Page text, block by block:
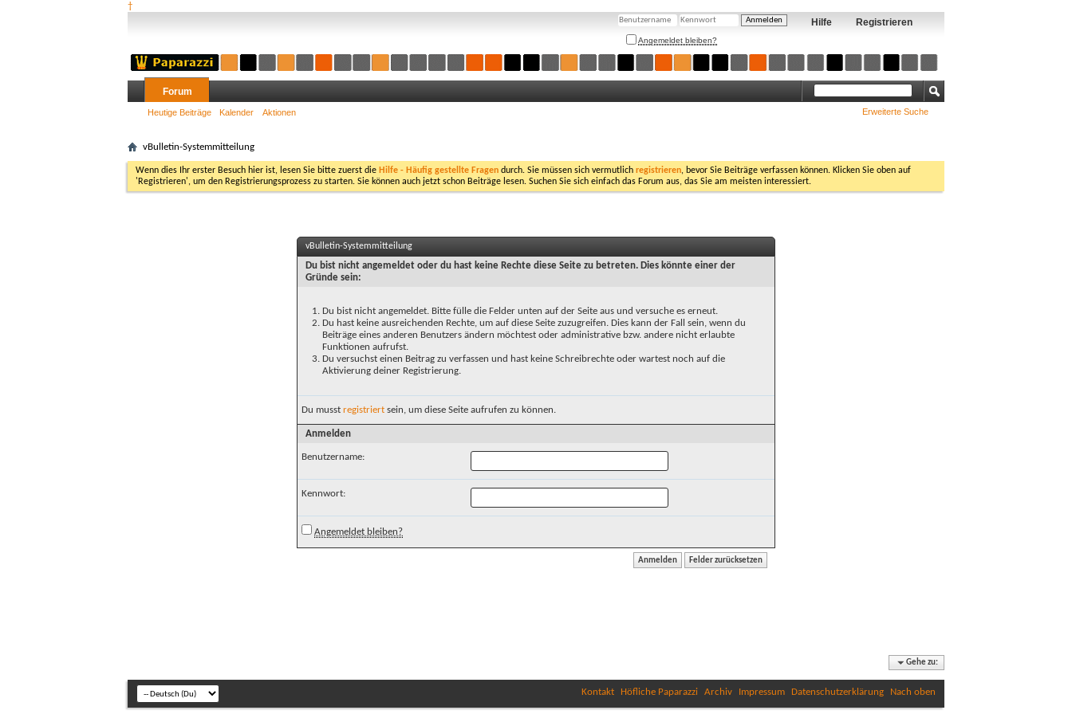
†
Registrieren
Hilfe
Angemeldet bleiben?
Forum
Heutige Beiträge Kalender Aktionen Erweiterte Suche
vBulletin-Systemmitteilung
Wenn dies Ihr erster Besuch hier ist, lesen Sie bitte zuerst die Hilfe - Häufig gestellte Fragen durch. Sie müssen sich vermutlich registrieren, bevor Sie Beiträge verfassen können. Klicken Sie oben auf
'Registrieren', um den Registrierungsprozess zu starten. Sie können auch jetzt schon Beiträge lesen. Suchen Sie sich einfach das Forum aus, das Sie am meisten interessiert.
vBulletin-Systemmitteilung
Du bist nicht angemeldet oder du hast keine Rechte diese Seite zu betreten. Dies könnte einer der
Gründe sein:
Du bist nicht angemeldet. Bitte fülle die Felder unten auf der Seite aus und versuche es erneut.
Du hast keine ausreichenden Rechte, um auf diese Seite zuzugreifen. Dies kann der Fall sein, wenn du
Beiträge eines anderen Benutzers ändern möchtest oder administrative bzw. andere nicht erlaubte
Funktionen aufrufst.
Du versuchst einen Beitrag zu verfassen und hast keine Schreibrechte oder wartest noch auf die
Aktivierung deiner Registrierung.
Du musst registriert sein, um diese Seite aufrufen zu können.
Anmelden
Benutzername:
Kennwort:
Angemeldet bleiben?
Gehe zu:
Kontakt Höfliche Paparazzi Archiv Impressum Datenschutzerklärung Nach oben